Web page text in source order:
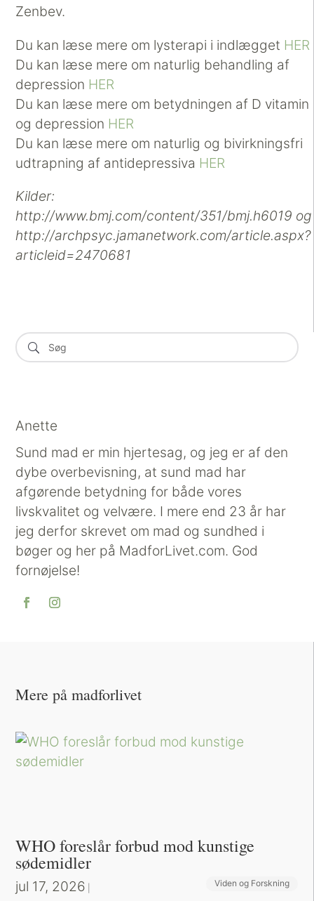
Zenbev.
Du kan læse mere om lysterapi i indlægget HER
Du kan læse mere om naturlig behandling af
depression HER
Du kan læse mere om betydningen af D vitamin
og depression HER
Du kan læse mere om naturlig og bivirkningsfri
udtrapning af antidepressiva HER
Kilder:
http://www.bmj.com/content/351/bmj.h6019 og
http://archpsyc.jamanetwork.com/article.aspx?
articleid=2470681
Anette
Sund mad er min hjertesag, og jeg er af den
dybe overbevisning, at sund mad har
afgørende betydning for både vores
livskvalitet og velvære. I mere end 23 år har
jeg derfor skrevet om mad og sundhed i
bøger og her på MadforLivet.com. God
fornøjelse!
Mere på madforlivet
WHO foreslår forbud mod kunstige
sødemidler
jul 17, 2026 Viden og Forskning